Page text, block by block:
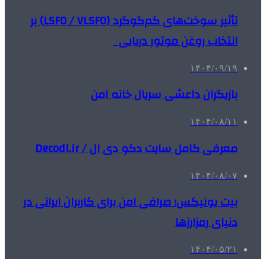
تأثیر سوخت‌های کم‌گوگرد (LSFO / VLSFO) بر
انتخاب روغن موتور دریایی
۱۴۰۴/۰۹/۱۹
بازیگران داعشی سریال خانه امن
۱۴۰۴/۰۸/۱۱
معرفی کامل سایت دکو دی ال / Decodl.ir
۱۴۰۴/۰۸/۰۷
بیت یونیکس؛ صرافی امن برای کاربران ایرانی در
دنیای رمزارزها
۱۴۰۴/۰۵/۲۱